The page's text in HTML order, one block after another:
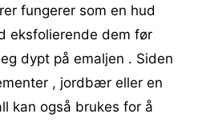
fungerer som en hud
eksfolierende dem før
dypt på emaljen . Siden
, jordbær eller en
kan også brukes for å